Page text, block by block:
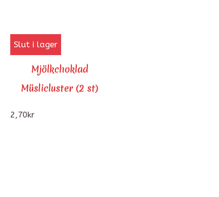
Slut i lager
Mjölkchoklad
Müslicluster (2 st)
2,70kr